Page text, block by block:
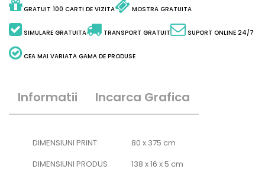
GRATUIT 100 CARTI DE VIZITA MOSTRA GRATUITA
SIMULARE GRATUITA TRANSPORT GRATUIT SUPORT ONLINE 24/7
CEA MAI VARIATA GAMA DE PRODUSE
Informatii Incarca Grafica
DIMENSIUNI PRINT:
80 x 375 cm
DIMENSIUNI PRODUS
138 x 16 x 5 cm